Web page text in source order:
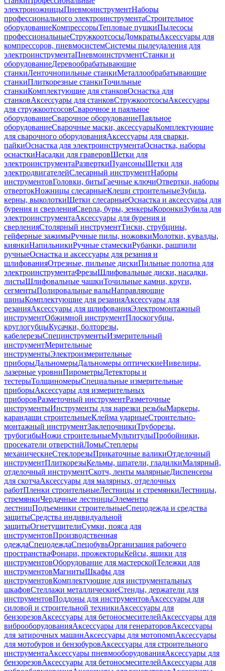
электроножницыПневмоинструментНаборы
профессионального электроинструментаСтроительное
оборудованиеКомпрессорыТепловые пушкиПылесосы
профессиональныеСтружкоотсосыДомкратыАксессуары для
компрессоров, пневмосистемСистемы пылеудаления для
электроинструментаПневмоинструментСтанки и
оборудованиеДеревообрабатывающие
станкиЛенточнопильные станкиМеталлообрабатывающие
станкиПлиткорезные станкиТочильные
станкиКомплектующие для станковОснастка для
станковАксессуары для станковСтружкоотсосыАксессуары
для стружкоотсосовСварочное и паяльное
оборудованиеСварочное оборудованиеПаяльное
оборудованиеСварочные маски, аксессуарыКомплектующие
для сварочного оборудованияАксессуары для сварки,
пайкиОснастка для электроинструментаОснастка, наборы
оснасткиНасадки для граверовЩетки для
электроинструментаРазверткиПуансоныЩетки для
электродвигателейСлесарный инструментНаборы
инструментовГоловки, битыГаечные ключиОтвертки, наборы
отвертокНожницы слесарныеКлещи строительныеЗубила,
керны, выколоткиЩетки слесарныеОснастка и аксессуары для
бурения и сверленияСверла, буры, зенкерыКоронкиЗубила для
электроинструментаАксессуары для бурения и
сверленияСтолярный инструментТиски, струбцины,
гейферные зажимыРучные пилы, ножовкиМолотки, кувалды,
киянкиНапильникиРучные стамескиРубанки, рашпили
ручныеОснастка и аксессуары для резания и
шлифованияОтрезные, пильные дискиПильные полотна для
электроинструментаФрезыШлифовальные диски, насадки,
листыШлифовальные чашкиТочильные камни, круги,
сегментыПолировальные валыНаправляющие
шиныКомплектующие для резанияАксессуары для
резанияАксессуары для шлифованияЭлектромонтажный
инструментОбжимной инструментПлоскогубцы,
круглогубцыКусачки, болторезы,
кабелерезыСпецинструментыИзмерительный
инструментМерительные
инструментыЭлектроизмерительные
приборыДальномерыДальномеры оптическиеНивелиры,
лазерные уровниПирометрыДетекторы и
тестерыТолщиномерыСпециальные измерительные
приборыАксессуары для измерительных
приборовРазметочный инструментРазметочные
инструментыИнструменты для нарезки резьбыМаркеры,
карандаши строительныеКлейма ударныеСтроительно-
монтажный инструментЗаклепочникиТруборезы,
трубогибыНожи строительныеМультитулыПробойники,
просекатели отверстийЛомыСтеплеры
механическиеСтеклорезыПрикаточные валикиОтделочный
инструментПлиткорезыКельмы, шпатели, гладилкиМалярный,
отделочный инструментСкотч, ленты малярныеДиспенсеры
для скотчаАксессуары для малярных, отделочных
работПленки строительныеЛестницы и стремянкиЛестницы,
стремянкиЧердачные лестницыЭлементы
лестницПодъемники строительныеСпецодежда и средства
защитыСредства индивидуальной
защитыОгнетушителиСумки, пояса для
инструментовПроизводственная
одеждаСпецодеждаСпецобувьОрганизация рабочего
пространстваФонари, прожекторыКейсы, ящики для
инструментовОборудование для мастерскойТележки для
инструментовМагнитыШкафы для
инструментовКомплектующие для инструментальных
шкафовСтеллажи металлическиеСтенды, держатели для
инструментовПоддоны для инструментовАксессуары для
силовой и строительной техникиАксессуары для
бензорезовАксессуары для бетоносмесителейАксессуары для
виброоборудованияАксессуары для генераторовАксессуары
для затирочных машинАксессуары для мотопомпАксессуары
для мотобуров и бензобуровАксессуары для строительного
инструментаАксессуары пневмооборудованияАксессуары для
бензорезовАксессуары для бетоносмесителейАксессуары для